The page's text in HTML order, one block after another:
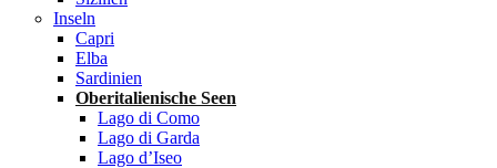
Inseln
Capri
Elba
Sardinien
Oberitalienische Seen
Lago di Como
Lago di Garda
Lago d’Iseo